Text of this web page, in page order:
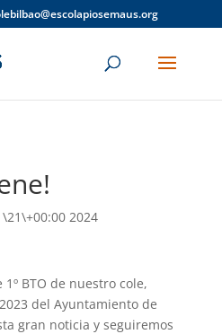
2024
BTO de nuestro cole,
del Ayuntamiento de
gran noticia y seguiremos